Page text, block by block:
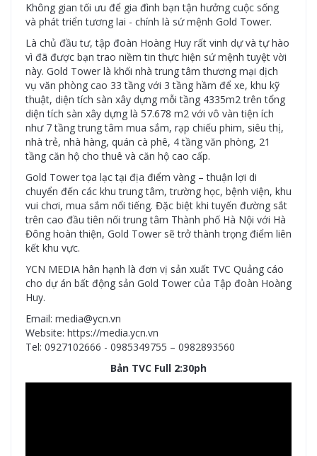
Không gian tối ưu để gia đình bạn tận hưởng cuộc sống
và phát triển tương lai - chính là sứ mệnh Gold Tower.
Là chủ đầu tư, tập đoàn Hoàng Huy rất vinh dự và tự hào
vì đã được bạn trao niềm tin thực hiện sứ mệnh tuyệt vời
này. Gold Tower là khối nhà trung tâm thương mại dịch
vụ văn phòng cao 33 tầng với 3 tầng hầm để xe, khu kỹ
thuật, diện tích sàn xây dựng mỗi tầng 4335m2 trên tổng
diện tích sàn xây dựng là 57.678 m2 với vô vàn tiện ích
như 7 tầng trung tâm mua sắm, rạp chiếu phim, siêu thị,
nhà trẻ, nhà hàng, quán cà phê, 4 tầng văn phòng, 21
tầng căn hộ cho thuê và căn hộ cao cấp.
Gold Tower tọa lạc tại địa điểm vàng – thuận lợi di
chuyển đến các khu trung tâm, trường học, bệnh viện, khu
vui chơi, mua sắm nổi tiếng. Đặc biệt khi tuyến đường sắt
trên cao đầu tiên nối trung tâm Thành phố Hà Nội với Hà
Đông hoàn thiện, Gold Tower sẽ trở thành trọng điểm liên
kết khu vực.
YCN MEDIA hân hạnh là đơn vị sản xuất TVC Quảng cáo
cho dự án bất động sản Gold Tower của Tập đoàn Hoàng
Huy.
Email: media@ycn.vn
Website: https://media.ycn.vn
Tel: 0927102666 - 0985349755 – 0982893560
Bản TVC Full 2:30ph